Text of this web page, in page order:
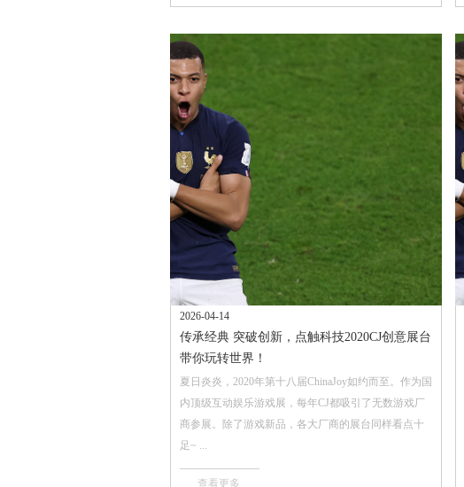
2026-04-14
传承经典 突破创新，点触科技2020CJ创意展台
带你玩转世界！
夏日炎炎，2020年第十八届ChinaJoy如约而至。作为国
内顶级互动娱乐游戏展，每年CJ都吸引了无数游戏厂
商参展。除了游戏新品，各大厂商的展台同样看点十
足~ ...
查看更多